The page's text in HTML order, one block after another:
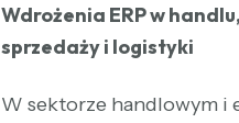
Wdrożenia ERP w
sprzedaży i logistyki
W sektorze handlowym i